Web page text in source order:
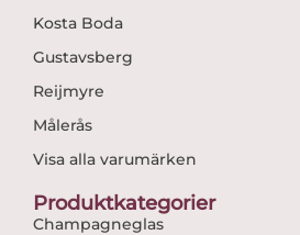
Kosta Boda
Gustavsberg
Reijmyre
Målerås
Visa alla varumärken
Produktkategorier
Champagneglas